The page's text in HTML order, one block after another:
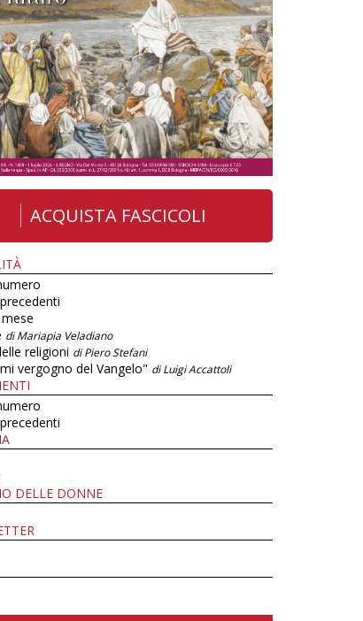
ACQUISTA FASCICOLI
di Mariapia Veladiano
religioni di Piero Stefani
vergogno del Vangelo" di Luigi Accattoli
DELLE DONNE